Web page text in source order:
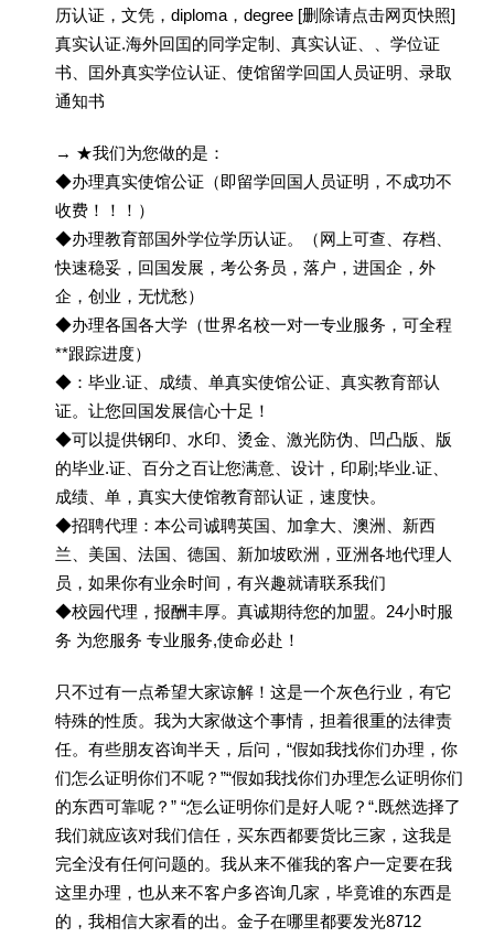
历认证，文凭，diploma，degree [删除请点击网页快照]
真实认证.海外回囯的同学定制、真实认证、、学位证
书、囯外真实学位认证、使馆留学回囯人员证明、录取
通知书
→ ★我们为您做的是：
◆办理真实使馆公证（即留学回国人员证明，不成功不
收费！！！）
◆办理教育部国外学位学历认证。（网上可查、存档、
快速稳妥，回国发展，考公务员，落户，进国企，外
企，创业，无忧愁）
◆办理各国各大学（世界名校一对一专业服务，可全程
**跟踪进度）
◆：毕业.证、成绩、单真实使馆公证、真实教育部认
证。让您回国发展信心十足！
◆可以提供钢印、水印、烫金、激光防伪、凹凸版、版
的毕业.证、百分之百让您满意、设计，印刷;毕业.证、
成绩、单，真实大使馆教育部认证，速度快。
◆招聘代理：本公司诚聘英国、加拿大、澳洲、新西
兰、美国、法国、德国、新加坡欧洲，亚洲各地代理人
员，如果你有业余时间，有兴趣就请联系我们
◆校园代理，报酬丰厚。真诚期待您的加盟。24小时服
务 为您服务 专业服务,使命必赴！
只不过有一点希望大家谅解！这是一个灰色行业，有它
特殊的性质。我为大家做这个事情，担着很重的法律责
任。有些朋友咨询半天，后问，“假如我找你们办理，你
们怎么证明你们不呢？”“假如我找你们办理怎么证明你们
的东西可靠呢？” “怎么证明你们是好人呢？“.既然选择了
我们就应该对我们信任，买东西都要货比三家，这我是
完全没有任何问题的。我从来不催我的客户一定要在我
这里办理，也从来不客户多咨询几家，毕竟谁的东西是
的，我相信大家看的出。金子在哪里都要发光8712